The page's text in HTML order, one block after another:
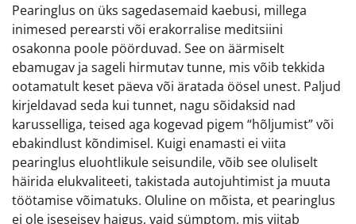
Pearinglus on üks sagedasemaid kaebusi, millega
inimesed perearsti või erakorralise meditsiini
osakonna poole pöörduvad. See on äärmiselt
ebamugav ja sageli hirmutav tunne, mis võib tekkida
ootamatult keset päeva või äratada öösel unest. Paljud
kirjeldavad seda kui tunnet, nagu sõidaksid nad
karusselliga, teised aga kogevad pigem “hõljumist” või
ebakindlust kõndimisel. Kuigi enamasti ei viita
pearinglus eluohtlikule seisundile, võib see oluliselt
häirida elukvaliteeti, takistada autojuhtimist ja muuta
töötamise võimatuks. Oluline on mõista, et pearinglus
ei ole iseseisev haigus, vaid sümptom, mis viitab